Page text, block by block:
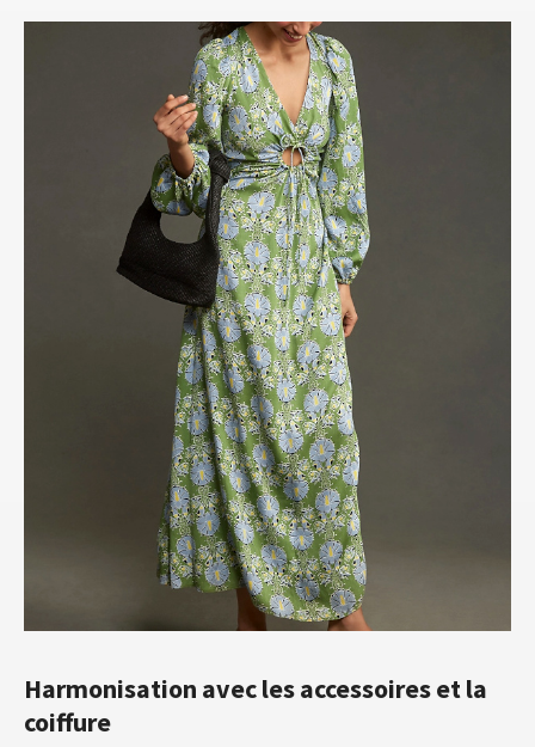
Harmonisation avec les accessoires et la
coiffure